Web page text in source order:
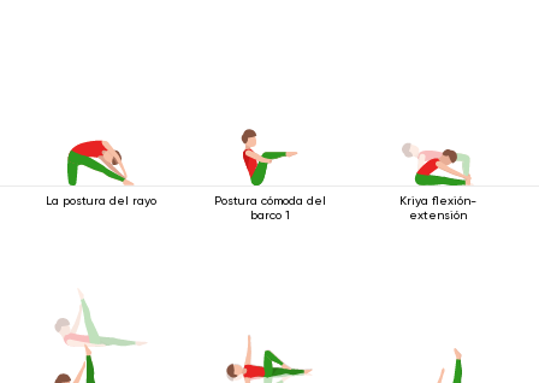
La postura del rayo
Postura cómoda del
barco 1
Kriya flexión-
extensión